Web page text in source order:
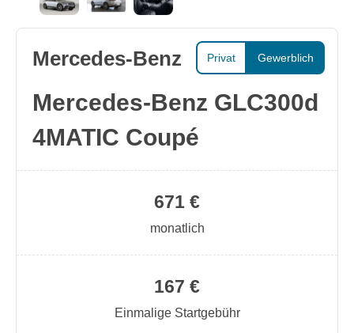
Privat Gewerblich
Mercedes-Benz
Mercedes-Benz GLC300d
4MATIC Coupé
167 €
Einmalige Startgebühr
671 €
monatlich